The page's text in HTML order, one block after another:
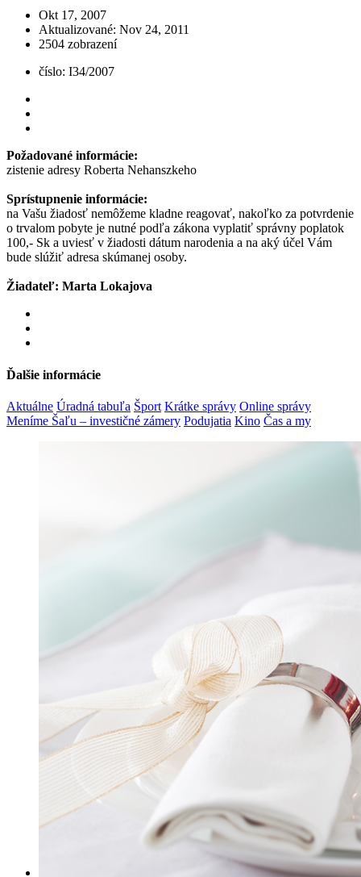
Okt 17, 2007
Aktualizované: Nov 24, 2011
2504 zobrazení
číslo: I34/2007
Požadované informácie:
zistenie adresy Roberta Nehanszkeho
Sprístupnenie informácie:
na Vašu žiadosť nemôžeme kladne reagovať, nakoľko za potvrdenie
o trvalom pobyte je nutné podľa zákona vyplatiť správny poplatok
100,- Sk a uviesť v žiadosti dátum narodenia a na aký účel Vám
bude slúžiť adresa skúmanej osoby.
Žiadateľ: Marta Lokajova
Ďalšie informácie
Aktuálne Úradná tabuľa Šport Krátke správy Online správy
Meníme Šaľu – investičné zámery Podujatia Kino Čas a my